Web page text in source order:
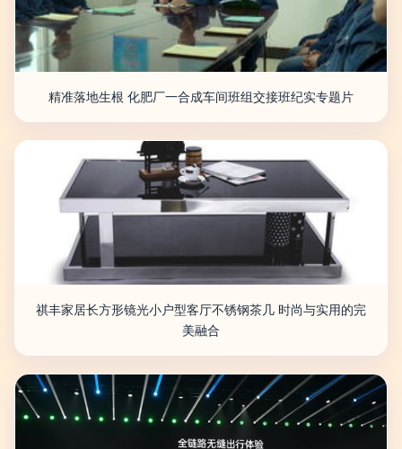
精准落地生根 化肥厂一合成车间班组交接班纪实专题片
祺丰家居长方形镜光小户型客厅不锈钢茶几 时尚与实用的完
美融合